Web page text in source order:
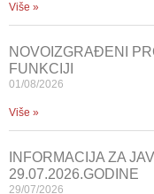
Više »
NOVOIZGRAĐENI
FUNKCIJI
01/08/2026
Više »
INFORMACIJA ZA
29.07.2026.GODINE
29/07/2026